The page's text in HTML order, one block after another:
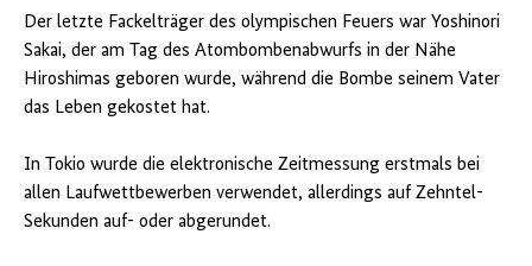
Der letzte Fackelträger des olympischen Feuers war Yoshinori
Sakai, der am Tag des Atombombenabwurfs in der Nähe
Hiroshimas geboren wurde, während die Bombe seinem Vater
das Leben gekostet hat.
In Tokio wurde die elektronische Zeitmessung erstmals bei
allen Laufwettbewerben verwendet, allerdings auf Zehntel-
Sekunden auf- oder abgerundet.